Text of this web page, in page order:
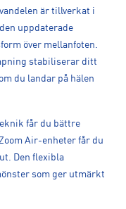
är tillverkat i
uppdaterade
över mellanfoten.
stabiliserar ditt
du landar på hälen
får du bättre
Air-enheter får du
Den flexibla
som ger utmärkt